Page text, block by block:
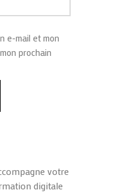
e-mail et mon
prochain
votre
digitale